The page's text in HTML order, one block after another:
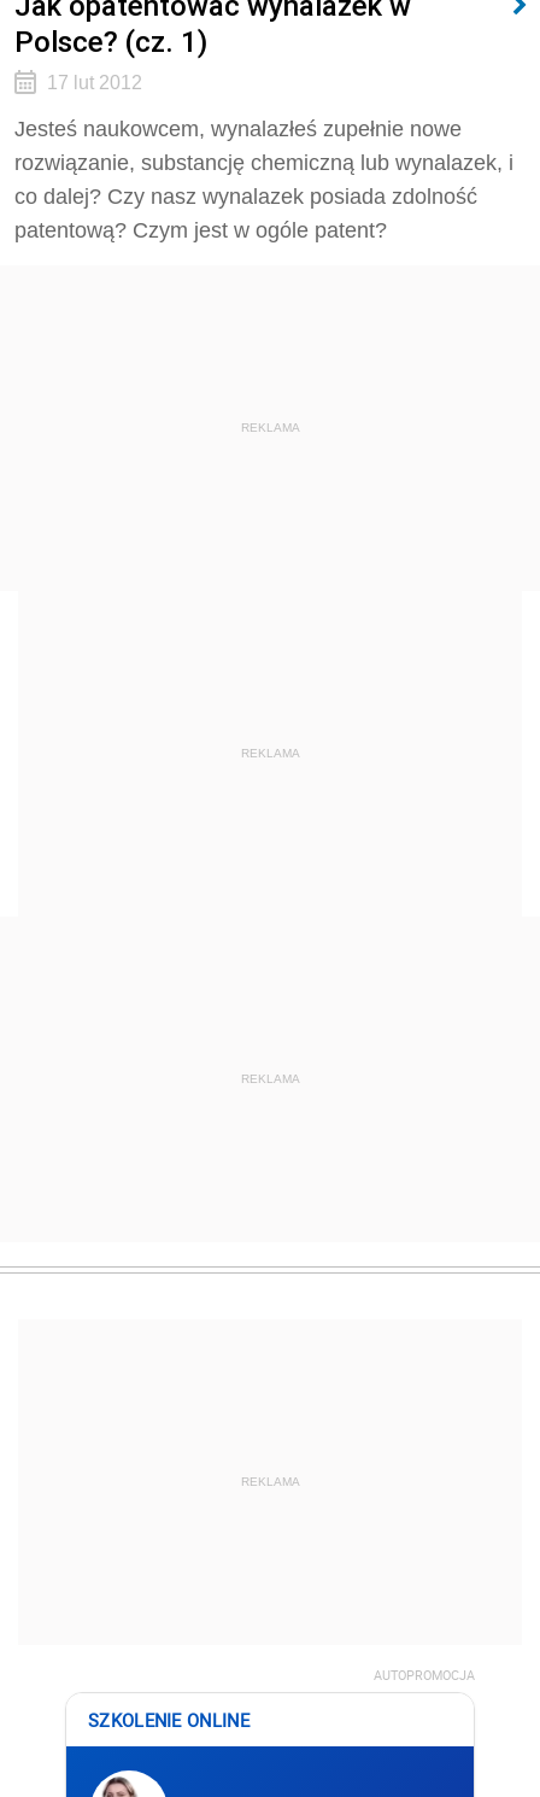
Polsce? (cz. 1)
17 lut 2012
Jesteś naukowcem, wynalazłeś zupełnie nowe
rozwiązanie, substancję chemiczną lub wynalazek, i
co dalej? Czy nasz wynalazek posiada zdolność
patentową? Czym jest w ogóle patent?
REKLAMA
REKLAMA
REKLAMA
REKLAMA
AUTOPROMOCJA
SZKOLENIE ONLINE